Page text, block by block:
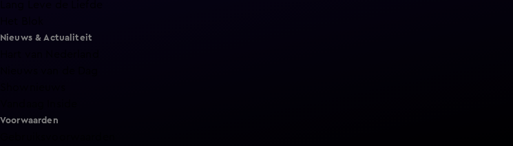
Nieuws & Actualiteit
Voorwaarden